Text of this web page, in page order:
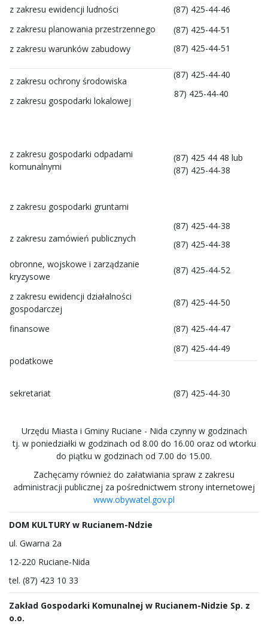
z zakresu ewidencji ludności
(87) 425-44-46
z zakresu planowania przestrzennego
(87) 425-44-51
(87) 425-44-51
z zakresu warunków zabudowy
z zakresu ochrony środowiska
(87) 425-44-40
87) 425-44-40
z zakresu gospodarki lokalowej
z zakresu gospodarki odpadami
komunalnymi
(87) 425 44 48 lub
(87) 425-44-38
(87) 425-44-38
(87) 425-44-38
z zakresu gospodarki gruntami
z zakresu zamówień publicznych
obronne, wojskowe i zarządzanie
kryzysowe
(87) 425-44-52
z zakresu ewidencji działalności
gospodarczej
(87) 425-44-50
finansowe (87) 425-44-47
podatkowe
(87) 425-44-49
sekretariat (87) 425-44-30
Urzędu Miasta i Gminy Ruciane - Nida czynny w godzinach
tj. w poniedziałki w godzinach od 8.00 do 16.00 oraz od wtorku
do piątku w godzinach od 7.00 do 15.00.
Zachęcamy również do załatwiania spraw z zakresu
administracji publicznej za pośrednictwem strony internetowej
www.obywatel.gov.pl
DOM KULTURY w Rucianem-Ndzie
ul. Gwarna 2a
12-220 Ruciane-Nida
tel. (87) 423 10 33
Zakład Gospodarki Komunalnej w Rucianem-Nidzie Sp. z
o.o.